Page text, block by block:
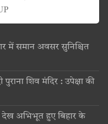
में समान अवसर सुनिश्चित
शिव मंदिर : उपेक्षा की
देख अभिभूत हुए बिहार के